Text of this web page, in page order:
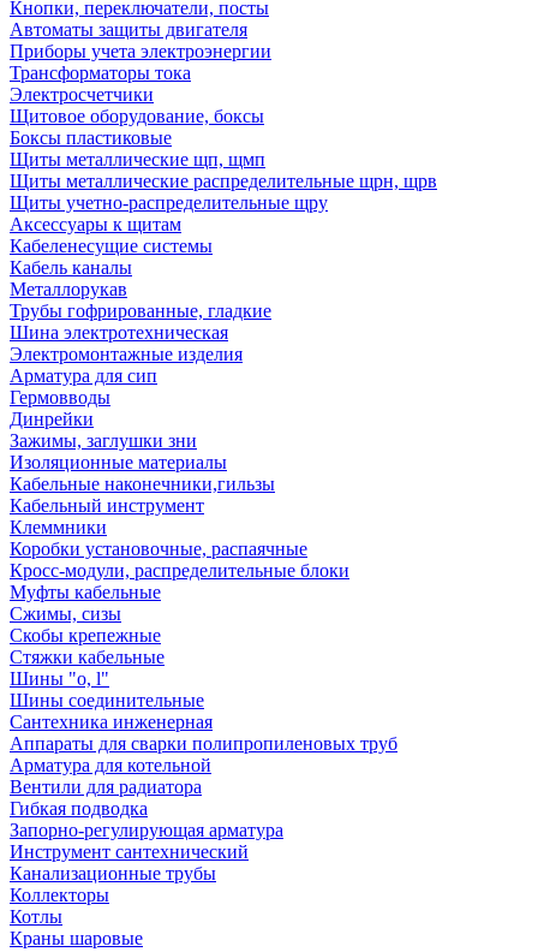
Кнопки, переключатели, посты
Автоматы защиты двигателя
Приборы учета электроэнергии
Трансформаторы тока
Электросчетчики
Щитовое оборудование, боксы
Боксы пластиковые
Щиты металлические щп, щмп
Щиты металлические распределительные щрн, щрв
Щиты учетно-распределительные щру
Аксессуары к щитам
Кабеленесущие системы
Кабель каналы
Металлорукав
Трубы гофрированные, гладкие
Шина электротехническая
Электромонтажные изделия
Арматура для сип
Гермовводы
Динрейки
Зажимы, заглушки зни
Изоляционные материалы
Кабельные наконечники,гильзы
Кабельный инструмент
Клеммники
Коробки установочные, распаячные
Кросс-модули, распределительные блоки
Муфты кабельные
Сжимы, сизы
Скобы крепежные
Стяжки кабельные
Шины "o, l"
Шины соединительные
Сантехника инженерная
Аппараты для сварки полипропиленовых труб
Арматура для котельной
Вентили для радиатора
Гибкая подводка
Запорно-регулирующая арматура
Инструмент сантехнический
Канализационные трубы
Коллекторы
Котлы
Краны шаровые